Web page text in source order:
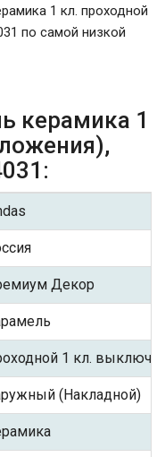
1 кл. проходной
по самой низкой
керамика 1
Декор
1 кл.
(Накладной)